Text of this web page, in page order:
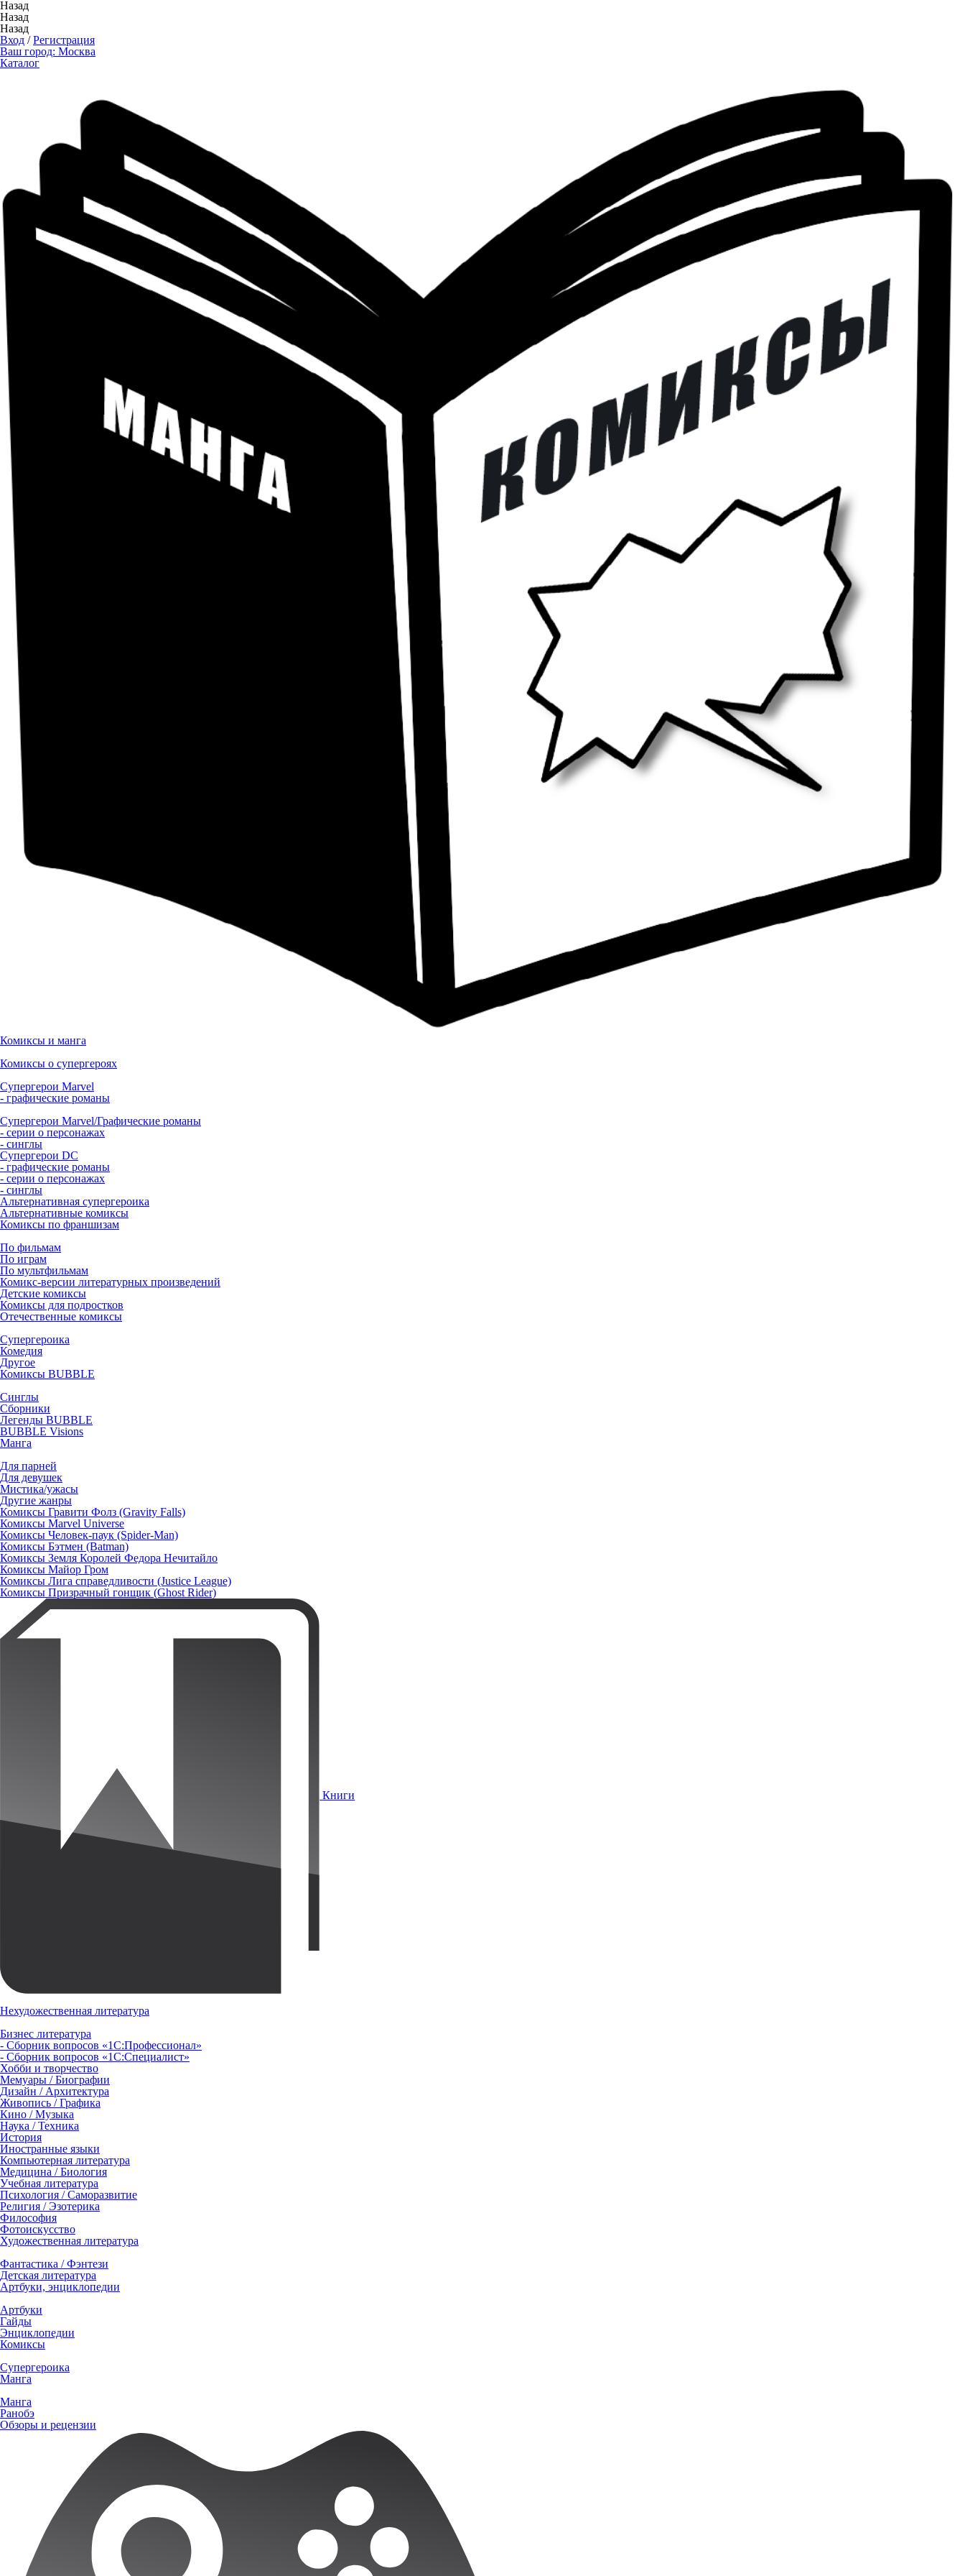
Назад
Назад
Назад
Вход /Регистрация
Ваш город: Москва
Каталог
Комиксы и манга
Комиксы о супергероях
Супергерои Marvel
- графические романы
Супергерои Marvel/Графические романы
- серии о персонажах
- синглы
Супергерои DC
- графические романы
- серии о персонажах
- синглы
Альтернативная супергероика
Альтернативные комиксы
Комиксы по франшизам
По фильмам
По играм
По мультфильмам
Комикс-версии литературных произведений
Детские комиксы
Комиксы для подростков
Отечественные комиксы
Супергероика
Комедия
Другое
Комиксы BUBBLE
Синглы
Сборники
Легенды BUBBLE
BUBBLE Visions
Манга
Для парней
Для девушек
Мистика/ужасы
Другие жанры
Комиксы Гравити Фолз (Gravity Falls)
Комиксы Marvel Universe
Комиксы Человек-паук (Spider-Man)
Комиксы Бэтмен (Batman)
Комиксы Земля Королей Федора Нечитайло
Комиксы Майор Гром
Комиксы Лига справедливости (Justice League)
Комиксы Призрачный гонщик (Ghost Rider)
Книги
Нехудожественная литература
Бизнес литература
- Сборник вопросов «1С:Профессионал»
- Сборник вопросов «1С:Специалист»
Хобби и творчество
Мемуары / Биографии
Дизайн / Архитектура
Живопись / Графика
Кино / Музыка
Наука / Техника
История
Иностранные языки
Компьютерная литература
Медицина / Биология
Учебная литература
Психология / Саморазвитие
Религия / Эзотерика
Философия
Фотоискусство
Художественная литература
Фантастика / Фэнтези
Детская литература
Артбуки, энциклопедии
Артбуки
Гайды
Энциклопедии
Комиксы
Супергероика
Манга
Манга
Ранобэ
Обзоры и рецензии